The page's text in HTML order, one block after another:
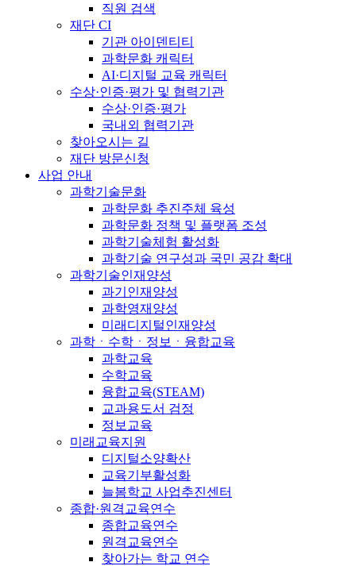
직원 검색
재단 CI
기관 아이덴티티
과학문화 캐릭터
AI·디지털 교육 캐릭터
수상·인증·평가 및 협력기관
수상·인증·평가
국내외 협력기관
찾아오시는 길
재단 방문신청
사업 안내
과학기술문화
과학문화 추진주체 육성
과학문화 정책 및 플랫폼 조성
과학기술체험 활성화
과학기술 연구성과 국민 공감 확대
과학기술인재양성
과기인재양성
과학영재양성
미래디지털인재양성
과학ㆍ수학ㆍ정보ㆍ융합교육
과학교육
수학교육
융합교육(STEAM)
교과용도서 검정
정보교육
미래교육지원
디지털소양확산
교육기부활성화
늘봄학교 사업추진센터
종합·원격교육연수
종합교육연수
원격교육연수
찾아가는 학교 연수